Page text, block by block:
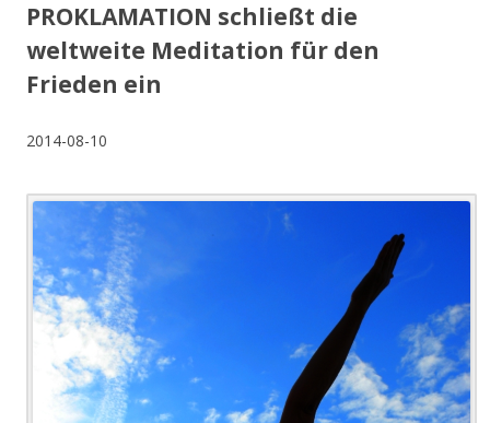
PROKLAMATION schließt die
weltweite Meditation für den
Frieden ein
2014-08-10